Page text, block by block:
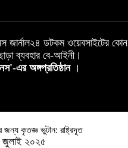
জার্নাল২৪ ডটকম ওয়েবসাইটের কোন
ব্যবহার বে-আইনী।
এর অঙ্গপ্রতিষ্ঠান ।
জন্য কৃতজ্ঞ ভুটান: রাষ্ট্রদূত
২০২৫